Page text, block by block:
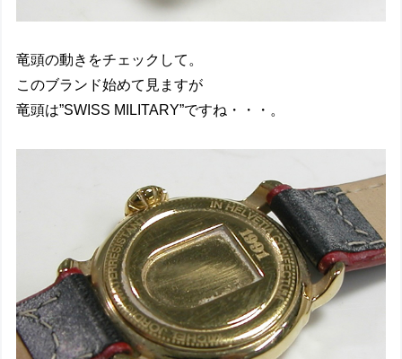
竜頭の動きをチェックして。
このブランド始めて見ますが
竜頭は”SWISS MILITARY”ですね・・・。